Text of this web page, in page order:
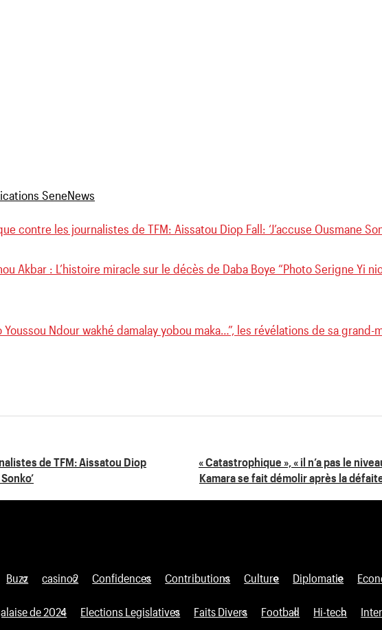
contre les journalistes de TFM: Aissatou Diop Fall: ‘J’accuse Ousmane
Akbar : L’histoire miracle sur le décès de Daba Boye “Photo Serigne Yi
Youssou Ndour wakhé damalay yobou maka…”, les révélations de sa grand-
de TFM: Aissatou Diop
« Catastrophique », « il n’a pas le
Kamara se fait démolir après la
Buzz casino2 Confidences Contributions Culture Diplomatie
de 2024 Elections Legislatives Faits Divers Football Hi-tech